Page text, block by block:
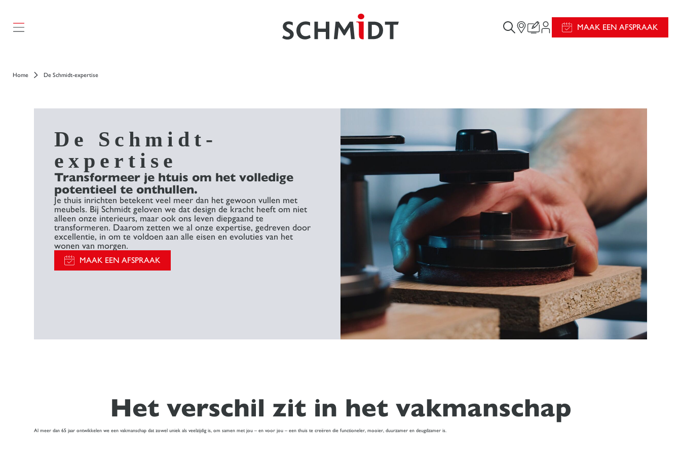
MAAK EEN AFSPRAAK
Home De Schmidt-expertise
De Schmidt-
expertise
Transformeer je htuis om het volledige
potentieel te onthullen.
Je thuis inrichten betekent veel meer dan het gewoon vullen met
meubels. Bij Schmidt geloven we dat design de kracht heeft om niet
alleen onze interieurs, maar ook ons leven diepgaand te
transformeren. Daarom zetten we al onze expertise, gedreven door
excellentie, in om te voldoen aan alle eisen en evoluties van het
wonen van morgen.
MAAK EEN AFSPRAAK
Het verschil zit in het vakmanschap
Al meer dan 65 jaar ontwikkelen we een vakmanschap dat zowel uniek als veelzijdig is, om samen met jou – en voor jou – een thuis te creëren die functioneler, mooier, duurzamer en deugdzamer is.